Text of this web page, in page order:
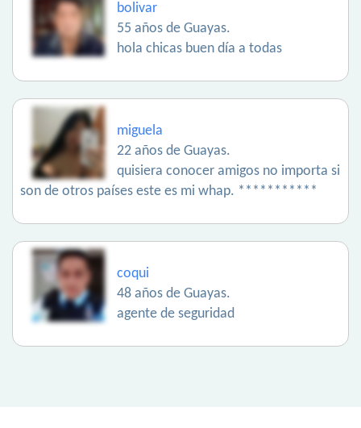
bolivar
55 años de Guayas.
hola chicas buen día a todas
miguela
22 años de Guayas.
quisiera conocer amigos no importa si
son de otros países este es mi whap. ***********
coqui
48 años de Guayas.
agente de seguridad